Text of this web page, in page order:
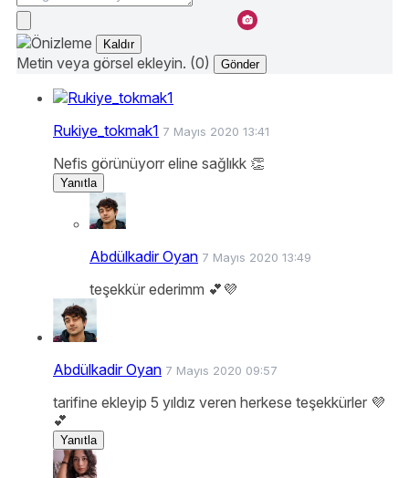
Kaldır
Metin veya görsel ekleyin. (0) Gönder
Rukiye_tokmak1 7 Mayıs 2020 13:41
Nefis görünüyorr eline sağlıkk 👏
Yanıtla
Abdülkadir Oyan 7 Mayıs 2020 13:49
teşekkür ederimm 💕💜
Abdülkadir Oyan 7 Mayıs 2020 09:57
tarifine ekleyip 5 yıldız veren herkese teşekkürler 💜
💕
Yanıtla